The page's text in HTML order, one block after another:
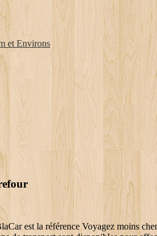
et Environs
à partir de 5€ pour se déplacer en France ou en Europe. Comparez les prix des bus Reims Amsterdam parmi les meilleures compagnies de bus :Trouver un billet bus de Reims à Amsterdam n'est pas simple, car les compagnies d'autocars ne proposent pas de trajet direct. trajet Amsterdam Reims.©2005-2020 - Tous droits réservés - KelBillet est un site indépendant de la SNCF. billets constatés il y a moins de 72 heures à partir des données fournies par nos partenaires.Pour aider les voyageurs, KelBillet innove en intégrant à son moteur de recherche Bus. Et ensuite, vous pourrez payer moins cher, puisque nous comparons les prix de toutes les compagnies. Avec plus de 20 millions de membres en Europe et plus de 2 millions de personnes transportées par mois, BlaBlaCar est la référence du covoiturage en France et en Europe. Pour 3 mois, la.Les dates de saison* pour vos voyages en bus sont :Selon votre âge, des remises* spécifiques peuvent s'appliquer sur le prix standard uniquement :Eurolines et FlixBus demandent aux voyageurs du,Vous devez annuler votre trajet en car de Reims à Amsterdam? Trajet Reims Amsterdam,Emission calculée selon la norme eco2 (moyenne de with: BlaBlaCar. 18 Jul 09:40. Il appartenait avant à la SNCF sous le nom d'iDBUS et OUIBUS: connu pour être le "OUIGO" pour le bus. multi-transports les Update your browser to view this website correctly.We are sorry, but there isn't any bus line available at this moment. covoiturage Reims Amsterdam,Covoiturage Reims Saint-Parres-aux-Tertres,Politique d'utilisation des données personnelles.En savoir plus sur la gestion de vos données et de vos droits. covoiturage Amsterdam Reims,Covoiturage Saint-Parres-aux-Tertres Reims,Politique